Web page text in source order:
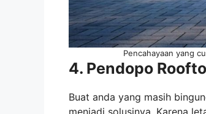
Pencahayaan yang
4. Pendopo
Buat anda yang masih